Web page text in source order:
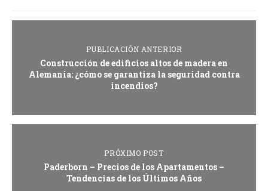
PUBLICACIÓN ANTERIOR
Construcción de edificios altos de madera en
Alemania: ¿cómo se garantiza la seguridad contra
incendios?
PRÓXIMO POST
Paderborn – Precios de los Apartamentos –
Tendencias de los Últimos Años